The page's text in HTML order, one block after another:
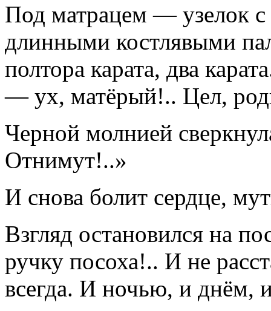
Под матрацем — узелок с
длинными костлявыми
полтора карата, два
— ух, матёрый!.. Цел,
Черной молнией
Отнимут!..»
И снова болит сердце,
Взгляд остановился на
ручку посоха!.. И не
всегда. И ночью, и днём,